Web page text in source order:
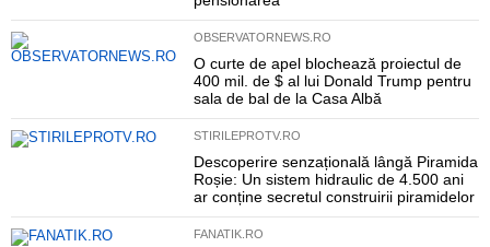
OBSERVATORNEWS.RO
O curte de apel blochează proiectul de
400 mil. de $ al lui Donald Trump pentru
sala de bal de la Casa Albă
STIRILEPROTV.RO
Descoperire senzațională lângă Piramida
Roșie: Un sistem hidraulic de 4.500 ani
ar conține secretul construirii piramidelor
FANATIK.RO